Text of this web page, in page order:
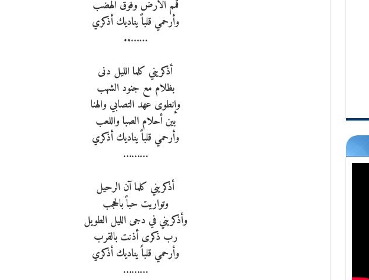
قمم الأرض وفوق الهضب
وأرحمي قلباً يناديك أذكري
……..
أذكريني كلما الليل دنى
بظلام مع جنود الشهب
وإنطوى عهد التصابي والهنا
بين أحلام الصبا واللعب
وأرحمي قلباً يناديك أذكري
………
أذكريني كلما آن الرحيل
وتواريت حباً بالحجب
وأذكريني في دجى الليل الطويل
رب ذكرى أذنت بالقرب
وأرحمي قلباً يناديك أذكري
………